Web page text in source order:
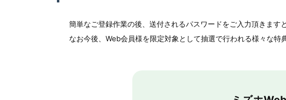
簡単なご登録作業の後、送付されるパスワードをご入力頂きます
なお今後、Web会員様を限定対象として抽選で行われる様々な特